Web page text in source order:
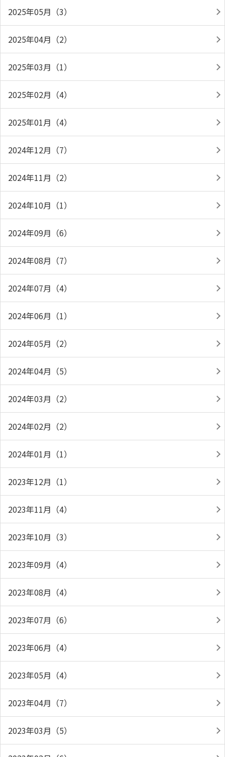
2025年05月（3）
2025年04月（2）
2025年03月（1）
2025年02月（4）
2025年01月（4）
2024年12月（7）
2024年11月（2）
2024年10月（1）
2024年09月（6）
2024年08月（7）
2024年07月（4）
2024年06月（1）
2024年05月（2）
2024年04月（5）
2024年03月（2）
2024年02月（2）
2024年01月（1）
2023年12月（1）
2023年11月（4）
2023年10月（3）
2023年09月（4）
2023年08月（4）
2023年07月（6）
2023年06月（4）
2023年05月（4）
2023年04月（7）
2023年03月（5）